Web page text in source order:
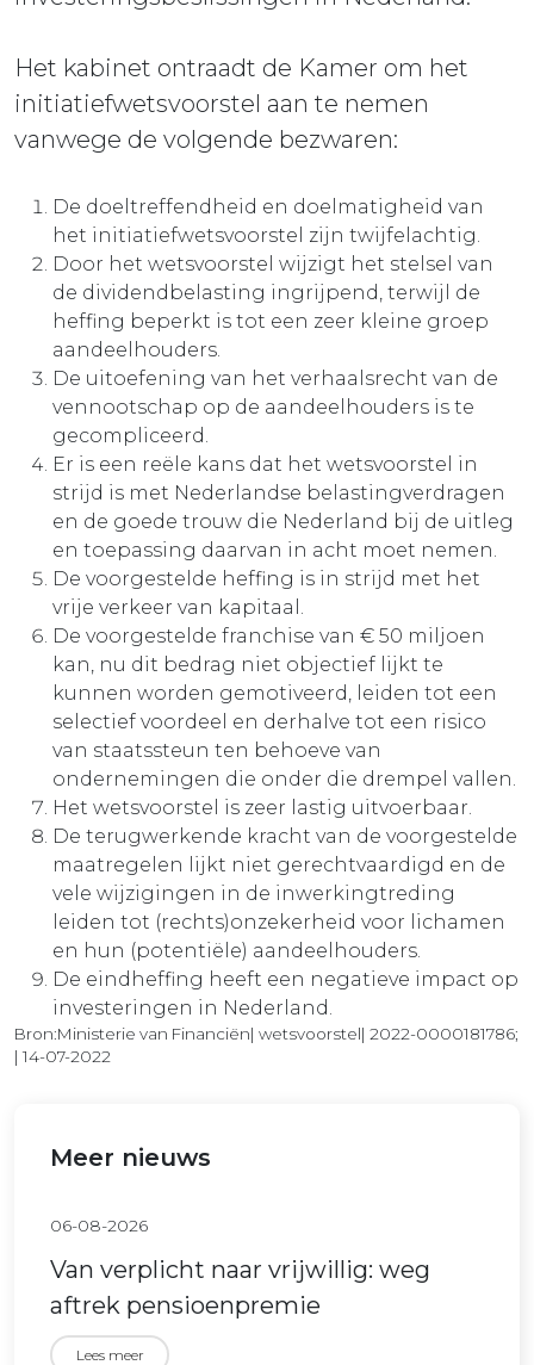
Het kabinet ontraadt de Kamer om het
initiatiefwetsvoorstel aan te nemen
vanwege de volgende bezwaren:
De doeltreffendheid en doelmatigheid van
het initiatiefwetsvoorstel zijn twijfelachtig.
Door het wetsvoorstel wijzigt het stelsel van
de dividendbelasting ingrijpend, terwijl de
heffing beperkt is tot een zeer kleine groep
aandeelhouders.
De uitoefening van het verhaalsrecht van de
vennootschap op de aandeelhouders is te
gecompliceerd.
Er is een reële kans dat het wetsvoorstel in
strijd is met Nederlandse belastingverdragen
en de goede trouw die Nederland bij de uitleg
en toepassing daarvan in acht moet nemen.
De voorgestelde heffing is in strijd met het
vrije verkeer van kapitaal.
De voorgestelde franchise van € 50 miljoen
kan, nu dit bedrag niet objectief lijkt te
kunnen worden gemotiveerd, leiden tot een
selectief voordeel en derhalve tot een risico
van staatssteun ten behoeve van
ondernemingen die onder die drempel vallen.
Het wetsvoorstel is zeer lastig uitvoerbaar.
De terugwerkende kracht van de voorgestelde
maatregelen lijkt niet gerechtvaardigd en de
vele wijzigingen in de inwerkingtreding
leiden tot (rechts)onzekerheid voor lichamen
en hun (potentiële) aandeelhouders.
De eindheffing heeft een negatieve impact op
investeringen in Nederland.
Bron:Ministerie van Financiën| wetsvoorstel| 2022-0000181786;
| 14-07-2022
Meer nieuws
06-08-2026
Van verplicht naar vrijwillig: weg
aftrek pensioenpremie
Lees meer